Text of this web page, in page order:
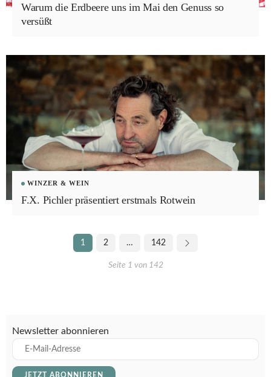
Warum die Erdbeere uns im Mai den Genuss so
versüßt
WINZER & WEIN
F.X. Pichler präsentiert erstmals Rotwein
1 2 … 142
Seite 1 von 142
Newsletter abonnieren